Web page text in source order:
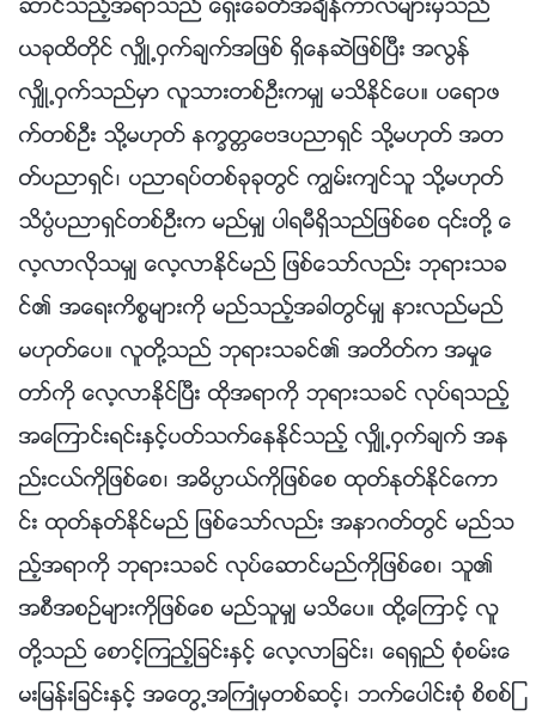
ဆာင္သည့္အရာသည္ ေရွးေခတ္အခ်ိန္ကာလမ်ားမွသည္
ယခုထိတိုင္ လွ်ိဳ႕ဝွက္ခ်က္အျဖစ္ ရွိေနဆဲျဖစ္ၿပီး အလြန္
လွ်ိဳ႕ဝွက္သည္မွာ လူသားတစ္ဦးကမွ် မသိႏိုင္ေပ။ ပေရာဖ
က္တစ္ဦး သို႔မဟုတ္ နကၡတၱေဗဒပညာရွင္ သို႔မဟုတ္ အတ
တ္ပညာရွင္၊ ပညာရပ္တစ္ခုခုတြင္ ကြၽမ္းက်င္သူ သို႔မဟုတ္
သိပၸံပညာရွင္တစ္ဦးက မည္မွ် ပါရမီရွိသည္ျဖစ္ေစ ၎တို႔ ေ
လ့လာလိုသမွ် ေလ့လာႏိုင္မည္ ျဖစ္ေသာ္လည္း ဘုရားသခ
င္၏ အေရးကိစၥမ်ားကို မည္သည့္အခါတြင္မွ် နားလည္မည္
မဟုတ္ေပ။ လူတို႔သည္ ဘုရားသခင္၏ အတိတ္က အမႈေ
တာ္ကို ေလ့လာႏိုင္ၿပီး ထိုအရာကို ဘုရားသခင္ လုပ္ရသည့္
အေၾကာင္းရင္းႏွင့္ပတ္သက္ေနႏိုင္သည့္ လွ်ိဳ႕ဝွက္ခ်က္ အန
ည္းငယ္ကိုျဖစ္ေစ၊ အဓိပၸာယ္ကိုျဖစ္ေစ ထုတ္ႏုတ္ႏိုင္ေကာ
င္း ထုတ္ႏုတ္ႏိုင္မည္ ျဖစ္ေသာ္လည္း အနာဂတ္တြင္ မည္သ
ည့္အရာကို ဘုရားသခင္ လုပ္ေဆာင္မည္ကိုျဖစ္ေစ၊ သူ၏
အစီအစဥ္မ်ားကိုျဖစ္ေစ မည္သူမွ် မသိေပ။ ထို႔ေၾကာင့္ လူ
တို႔သည္ ေစာင့္ၾကည့္ျခင္းႏွင့္ ေလ့လာျခင္း၊ ေရရွည္ စုံစမ္းေ
မးျမန္းျခင္းႏွင့္ အေတြ႕အႀကဳံမွတစ္ဆင့္၊ ဘက္ေပါင္းစုံ စိစစ္ျ